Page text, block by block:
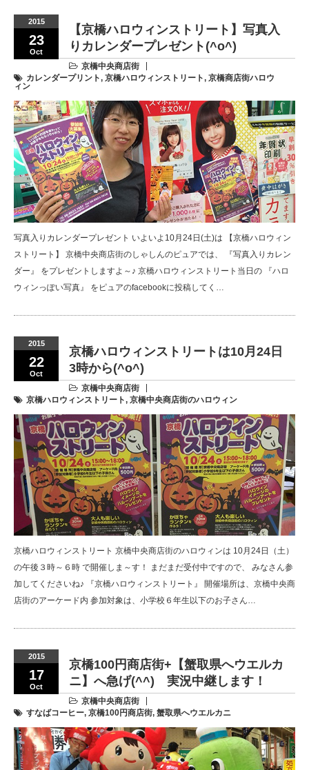
2015
23
Oct
【京橋ハロウィンストリート】写真入
りカレンダープレゼント(^o^)
京橋中央商店街
カレンダープリント, 京橋ハロウィンストリート, 京橋商店街ハロウ
ィン
写真入りカレンダープレゼント いよいよ10月24日(土)は 【京橋ハロウィン
ストリート】 京橋中央商店街のしゃしんのピュアでは、 『写真入りカレン
ダー』 をプレゼントしますよ～♪ 京橋ハロウィンストリート当日の 『ハロ
ウィンっぽい写真』 をピュアのfacebookに投稿してく…
2015
22
Oct
京橋ハロウィンストリートは10月24日
3時から(^o^)
京橋中央商店街
京橋ハロウィンストリート, 京橋中央商店街のハロウィン
京橋ハロウィンストリート 京橋中央商店街のハロウィンは 10月24日（土）
の午後３時～６時 で開催しま～す！ まだまだ受付中ですので、 みなさん参
加してくださいね♪ 『京橋ハロウィンストリート』 開催場所は、京橋中央商
店街のアーケード内 参加対象は、小学校６年生以下のお子さん…
2015
17
Oct
京橋100円商店街+【蟹取県へウエルカ
ニ】へ急げ(^^) 実況中継します！
京橋中央商店街
すなばコーヒー, 京橋100円商店街, 蟹取県へウエルカニ